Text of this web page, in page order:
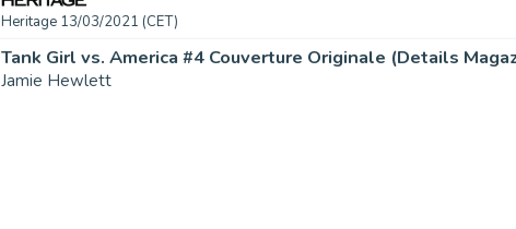
Heritage 13/03/2021 (CET)
Jamie Hewlett